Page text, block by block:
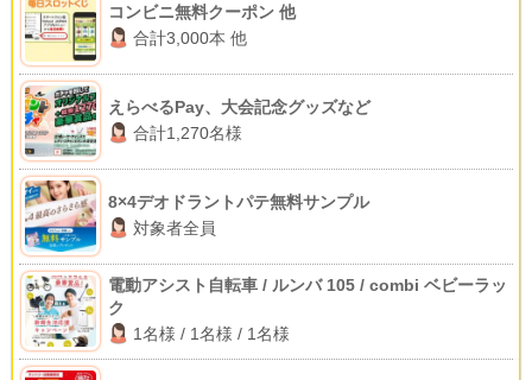
コンビニ無料クーポン 他
合計3,000本 他
えらべるPay、大会記念グッズなど
合計1,270名様
8×4デオドラントパテ無料サンプル
対象者全員
電動アシスト自転車 / ルンバ 105 / combi ベビーラッ
ク
1名様 / 1名様 / 1名様